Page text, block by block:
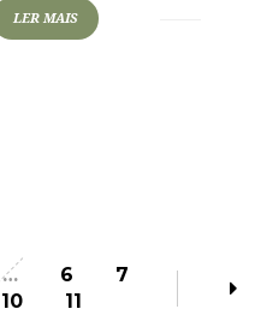
LER MAIS
… 6
7
10 11